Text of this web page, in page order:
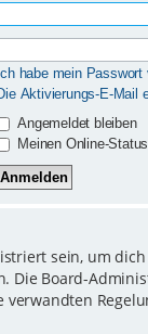
Ich habe mein Passwort
Aktivierungs-E-Mail
Angemeldet bleiben
Meinen Online-
sein, um
Die Board-